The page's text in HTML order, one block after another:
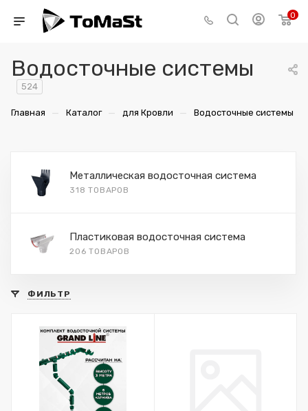
0
Водосточные системы
524
Главная — Каталог — для Кровли — Водосточные системы
Металлическая водосточная система
318 ТОВАРОВ
Пластиковая водосточная система
206 ТОВАРОВ
ФИЛЬТР